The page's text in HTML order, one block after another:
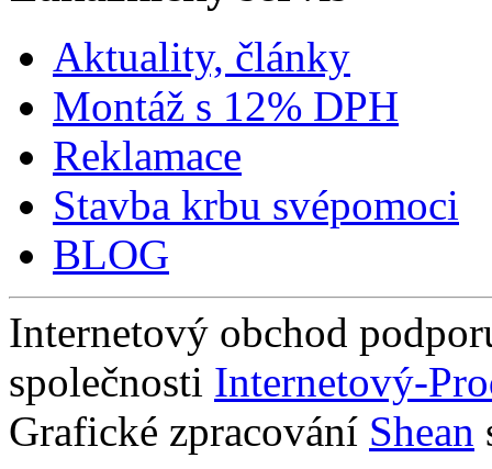
Aktuality, články
Montáž s 12% DPH
Reklamace
Stavba krbu svépomoci
BLOG
Internetový obchod
společnosti Internetový-
Grafické zpracování Shean